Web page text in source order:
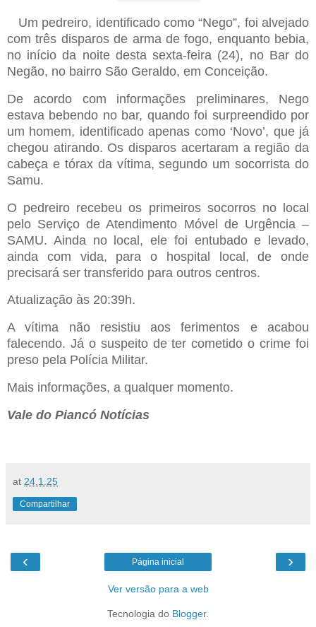
Um pedreiro, identificado como “Nego”, foi alvejado
com três disparos de arma de fogo, enquanto bebia,
no início da noite desta sexta-feira (24), no Bar do
Negão, no bairro São Geraldo, em Conceição.
De acordo com informações preliminares, Nego
estava bebendo no bar, quando foi surpreendido por
um homem, identificado apenas como ‘Novo’, que já
chegou atirando. Os disparos acertaram a região da
cabeça e tórax da vítima, segundo um socorrista do
Samu.
O pedreiro recebeu os primeiros socorros no local
pelo Serviço de Atendimento Móvel de Urgência –
SAMU. Ainda no local, ele foi entubado e levado,
ainda com vida, para o hospital local, de onde
precisará ser transferido para outros centros.
Atualização às 20:39h.
A vítima não resistiu aos ferimentos e acabou
falecendo. Já o suspeito de ter cometido o crime foi
preso pela Polícia Militar.
Mais informações, a qualquer momento.
Vale do Piancó Notícias
at 24.1.25
Compartilhar
‹ ›
Página inicial
Ver versão para a web
Tecnologia do Blogger.